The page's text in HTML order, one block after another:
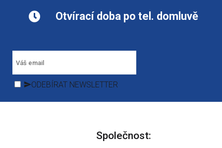
Otvírací doba po tel. domluvě
ODEBÍRAT NEWSLETTER
Společnost: